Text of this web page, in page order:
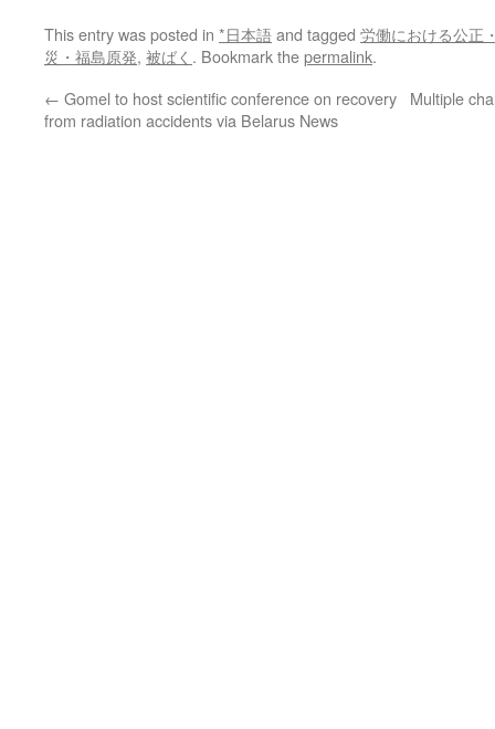
This entry was posted in *日本語and tagged 労働における公正
災・福島原発, 被ばく . Bookmark thepermalink.
← Gomel to host scientific conference on recovery
from radiation accidents via Belarus News
Multiple